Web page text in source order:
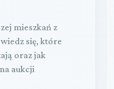
mieszkań z
się, które
oraz jak
aukcji